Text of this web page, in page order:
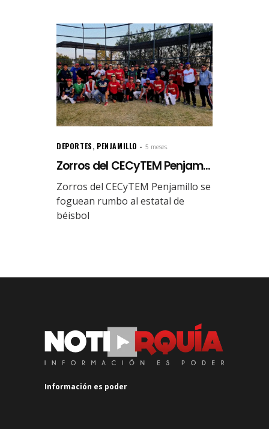
DEPORTES, PENJAMILLO 5 meses.
Zorros del CECyTEM Penjam...
Zorros del CECyTEM Penjamillo se
foguean rumbo al estatal de
béisbol
Información es poder